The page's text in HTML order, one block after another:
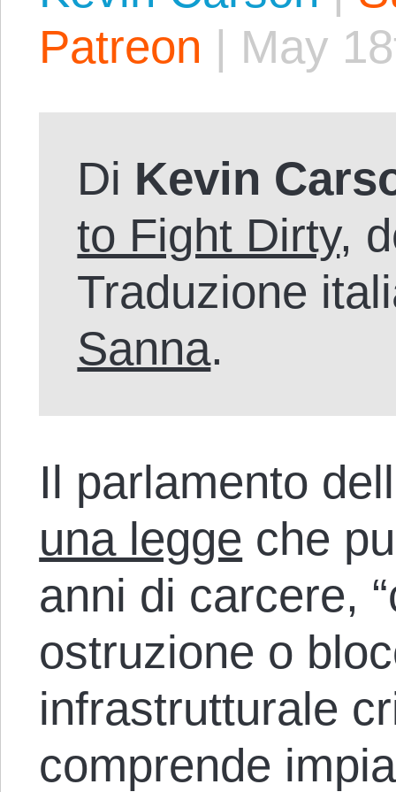
Patreon | May
Di Kevin
to Fight Dirty,
Traduzione
Sanna.
Il parlamento
una legge che
anni di carcere,
ostruzione o
infrastrutturale
comprende